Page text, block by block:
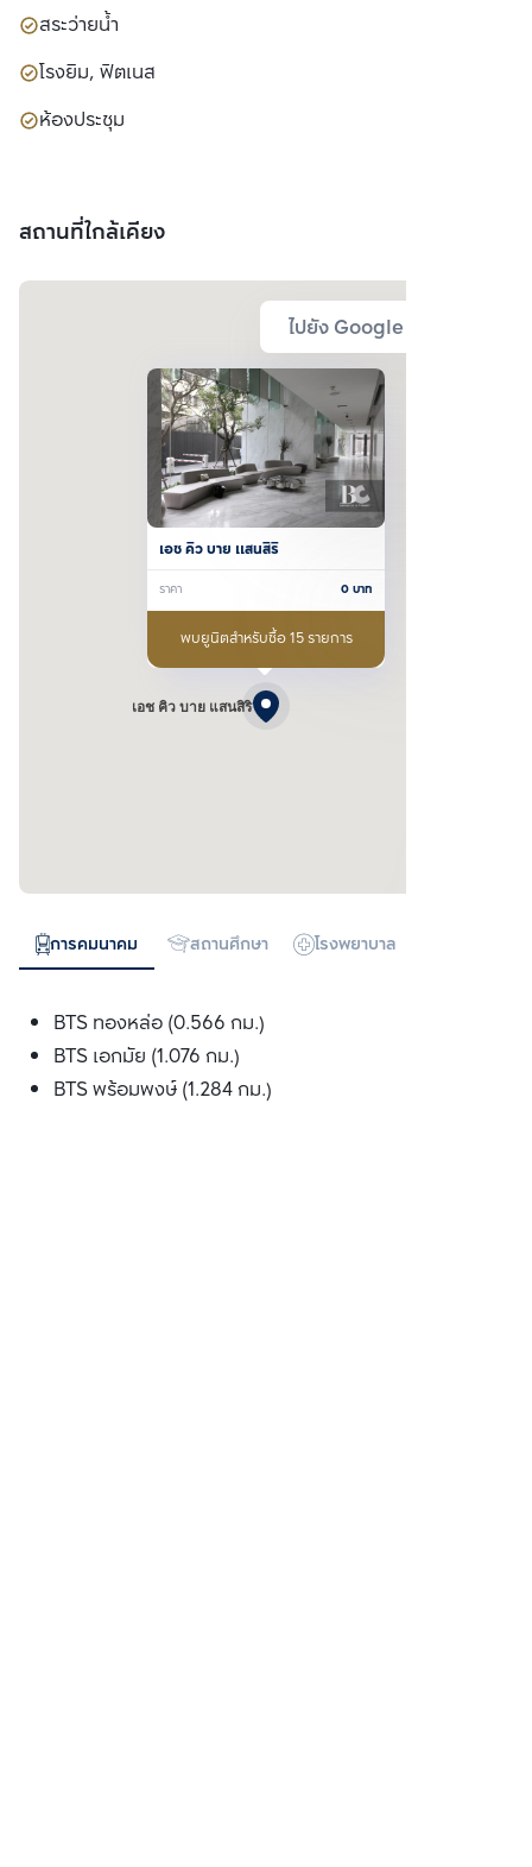
สระว่ายน้ำ
โรงยิม, ฟิตเนส
ห้องประชุม
สถานที่ใกล้เคียง
ไปยัง Google Map
เอช คิว บาย แสนสิริ
เอช คิว บาย แสนสิริ
ราคา 0บาท
พบยูนิตสำหรับซื้อ 15 รายการ
การคมนาคม สถานศึกษา โรงพยาบาล
BTS ทองหล่อ (0.566 กม.)
BTS เอกมัย (1.076 กม.)
BTS พร้อมพงษ์ (1.284 กม.)